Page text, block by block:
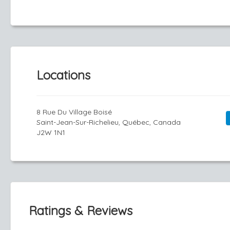
Locations
8 Rue Du Village Boisé
Saint-Jean-Sur-Richelieu, Québec, Canada
J2W 1N1
Ratings & Reviews